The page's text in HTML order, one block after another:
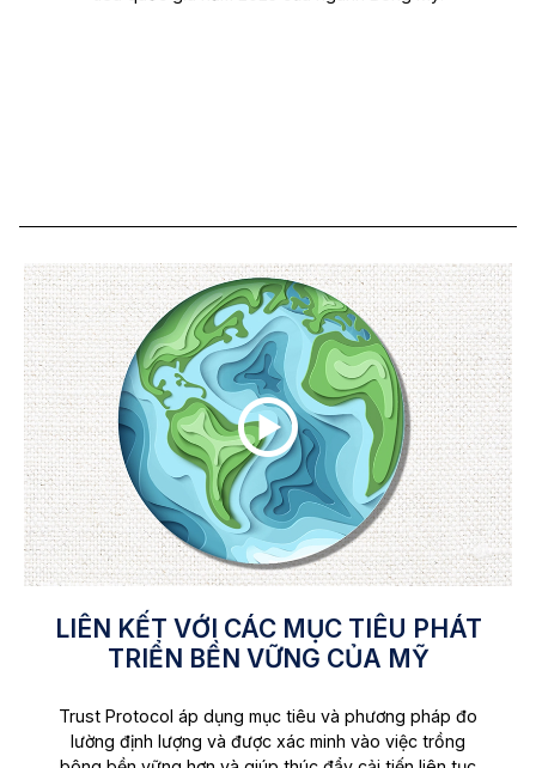
LIÊN KẾT VỚI CÁC MỤC TIÊU PHÁT
TRIỂN BỀN VỮNG CỦA MỸ
Trust Protocol áp dụng mục tiêu và phương pháp đo
lường định lượng và được xác minh vào việc trồng